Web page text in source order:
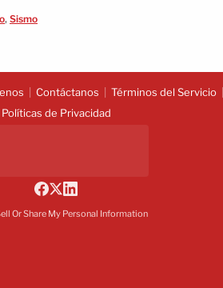
, Sismo
Contáctanos
Términos del Servicio
Políticas de Privacidad
Or Share My Personal Information